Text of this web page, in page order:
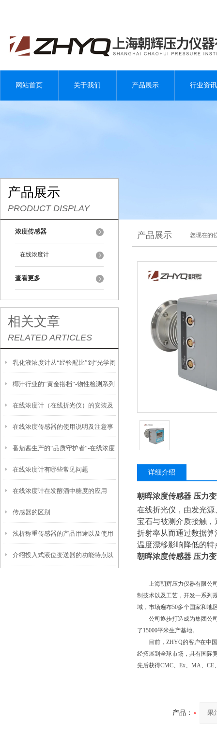
网站首页 关于我们 产品展示 行业资讯
产品展示
PRODUCT DISPLAY
浓度传感器
在线浓度计
查看更多
相关文章
RELATED ARTICLES
乳化液浓度计从“经验配比”到“光学闭
环”的工艺升级
椰汁行业的“黄金搭档”-物性检测系列
浓度计
在线浓度计（在线折光仪）的安装及
使用
在线浓度传感器的使用说明及注意事
项
番茄酱生产的“品质守护者”-在线浓度
计
在线浓度计有哪些常见问题
在线浓度计在发酵酒中糖度的应用
传感器的区别
浅析称重传感器的产品用途以及使用
环境
介绍投入式液位变送器的功能特点以
产品展示 您现在的
详细介绍
朝晖浓度传感器 压力
在线折光仪，由发光
宝石与被测介质接触
折射率从而通过数据
温度漂移影响降低的特
朝晖浓度传感器 压力
上海朝辉压力仪器有限公
制技术以及工艺，开发一系列
域，市场遍布50多个国家和地
公司逐步打造成为集团公
了15000平米生产基地。
目前，ZHYQ的客户在中
经拓展到全球市场，具有国际
先后获得CMC、Ex、MA、CE
产品：